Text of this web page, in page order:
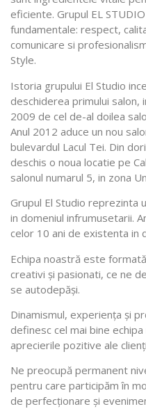
eficiente. Grupul EL
fundamentale: respect,
comunicare si
Style.
Istoria grupului El Studio
deschiderea primului salon,
2009 de cel de-al doilea
Anul 2012 aduce un nou
bulevardul Lacul Tei. Din
deschis o noua locatie pe
salonul numarul 5, in zona
Grupul El Studio reprezinta
in domeniul infrumusetarii.
celor 10 ani de existenta in
Echipa noastră este
creativi şi pasionati, ce ne
se autodepăşi.
Dinamismul, experienţa şi
definesc cel mai bine
aprecierile pozitive ale
Ne preocupă permanent
pentru care participăm în
de perfecţionare şi